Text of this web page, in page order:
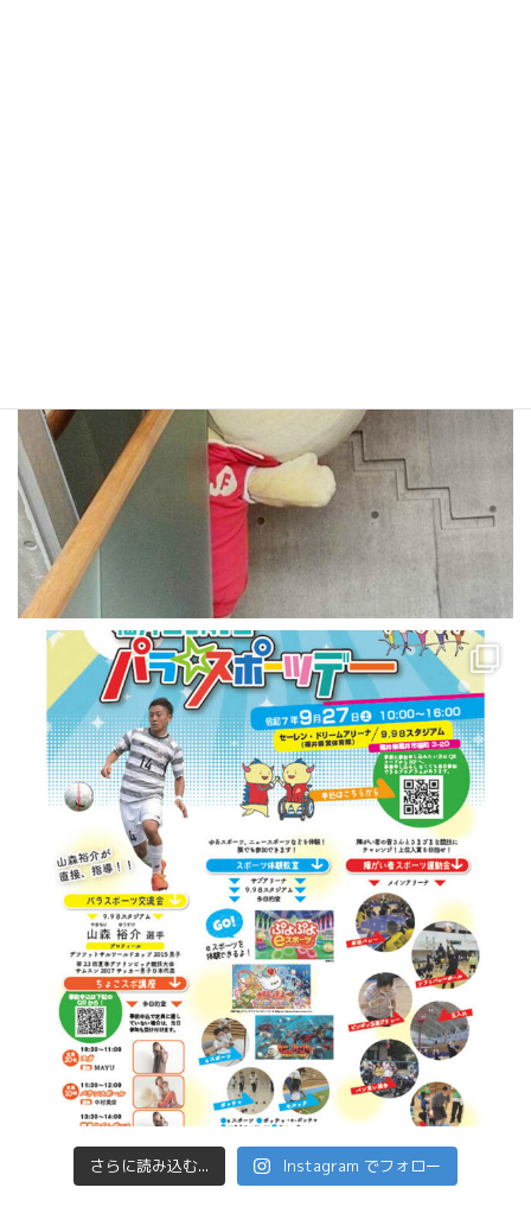
さらに読み込む... Instagram でフォロー